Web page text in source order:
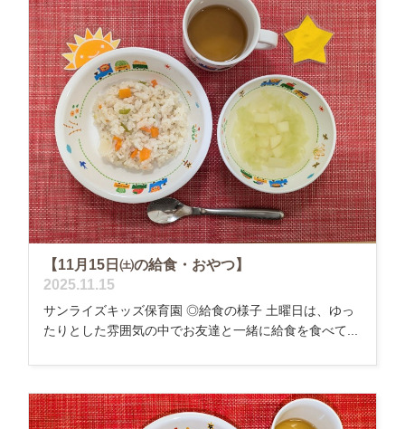
【11月15日㈯の給食・おやつ】
2025.11.15
サンライズキッズ保育園 ◎給食の様子 土曜日は、ゆっ
たりとした雰囲気の中でお友達と一緒に給食を食べて...